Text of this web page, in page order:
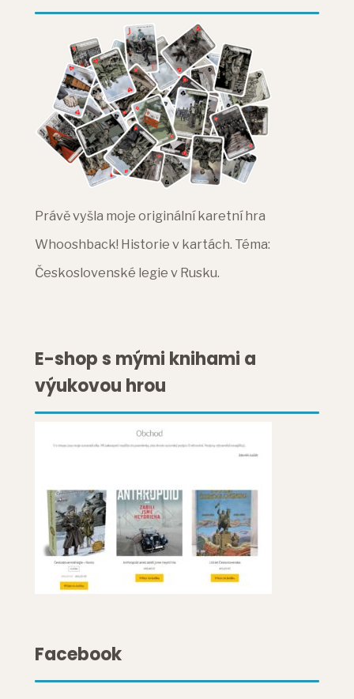
Právě vyšla moje originální karetní hra
Whooshback! Historie v kartách. Téma:
Československé legie v Rusku.
E-shop s mými knihami a
výukovou hrou
Facebook